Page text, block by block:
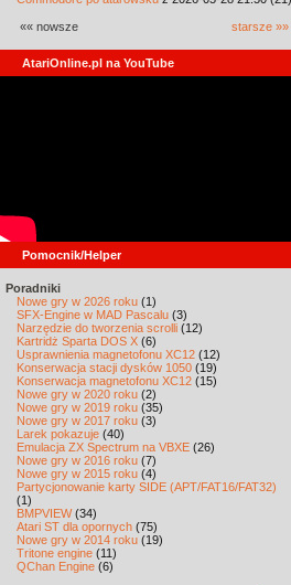
«« nowsze starsze »»
AtariOnline.pl na YouTube
Pomocnik/Helper
Poradniki
Nowe gry w 2026 roku (1)
SFX-Engine w MAD Pascalu (3)
Narzędzie do tworzenia scrolli (12)
Kartridż Sparta DOS X (6)
Usprawnienia magnetofonu XC12 (12)
Konserwacja stacji dysków 1050 (19)
Konserwacja magnetofonu XC12 (15)
Nowe gry w 2020 roku (2)
Nowe gry w 2019 roku (35)
Nowe gry w 2017 roku (3)
Larek pokazuje (40)
Emulacja ZX Spectrum na VBXE (26)
Nowe gry w 2016 roku (7)
Nowe gry w 2015 roku (4)
Partycjonowanie karty SIDE (APT/FAT16/FAT32)
(1)
BMPVIEW(34)
Atari ST dla opornych (75)
Nowe gry w 2014 roku (19)
Tritone engine (11)
QChan Engine (6)